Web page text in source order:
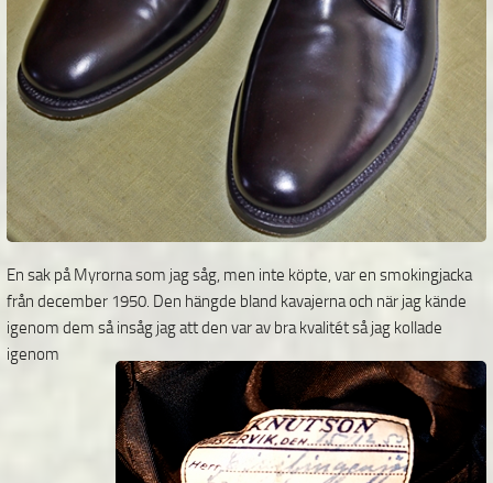
En sak på Myrorna som jag såg, men inte köpte, var en smokingjacka
från december 1950. Den hängde bland kavajerna och när jag kände
igenom dem så insåg jag att den var av bra kvalitét såjag kollade
igenom